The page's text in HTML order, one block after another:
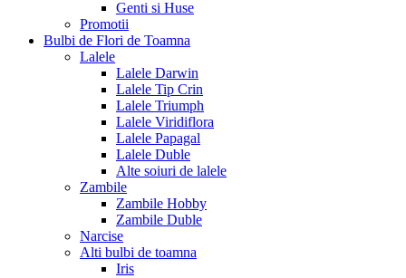
Genti si Huse
Promotii
Bulbi de Flori de Toamna
Lalele
Lalele Darwin
Lalele Tip Crin
Lalele Triumph
Lalele Viridiflora
Lalele Papagal
Lalele Duble
Alte soiuri de lalele
Zambile
Zambile Hobby
Zambile Duble
Narcise
Alti bulbi de toamna
Iris